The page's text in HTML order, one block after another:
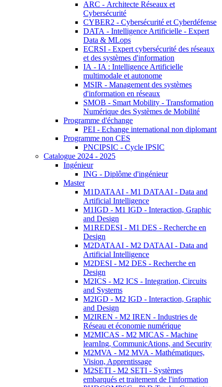
ARC - Architecte Réseaux et
Cybersécurité
CYBER2 - Cybersécurité et Cyberdéfense
DATA - Intelligence Artificielle - Expert
Data & MLops
ECRSI - Expert cybersécurité des réseaux
et des systèmes d'information
IA - IA : Intelligence Artificielle
multimodale et autonome
MSIR - Management des systèmes
d'information en réseaux
SMOB - Smart Mobility - Transformation
Numérique des Systèmes de Mobilité
Programme d'échange
PEI - Echange international non diplomant
Programme non CES
PNCIPSIC - Cycle IPSIC
Catalogue 2024 - 2025
Ingénieur
ING - Diplôme d'ingénieur
Master
M1DATAAI - M1 DATAAI - Data and
Artificial Intelligence
M1IGD - M1 IGD - Interaction, Graphic
and Design
M1REDESI - M1 DES - Recherche en
Design
M2DATAAI - M2 DATAAI - Data and
Artificial Intelligence
M2DESI - M2 DES - Recherche en
Design
M2ICS - M2 ICS - Integration, Circuits
and Systems
M2IGD - M2 IGD - Interaction, Graphic
and Design
M2IREN - M2 IREN - Industries de
Réseau et économie numérique
M2MICAS - M2 MICAS - Machine
learnIng, CommunicAtions, and Security
M2MVA - M2 MVA - Mathématiques,
Vision, Apprentissage
M2SETI - M2 SETI - Systèmes
embarqués et traitement de l'information